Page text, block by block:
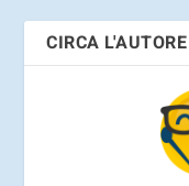
CIRCA L'AUTORE